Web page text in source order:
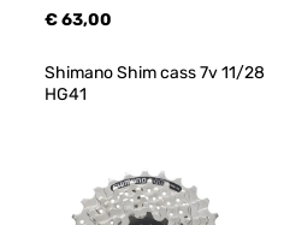
€ 63,00
Shimano Shim cass 7v 11/28
HG41